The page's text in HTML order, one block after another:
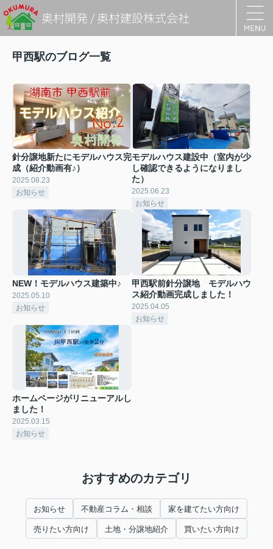
奥村開発 / 奥村建設株式会社
甲西駅のブログ一覧
針分譲地新たにモデルハウス完
成（紹介動画有♪）
2025.08.23
お知らせ
モデルハウス建設中（室内が少
し確認できるようになりまし
た）
2025.06.23
お知らせ
NEW！モデルハウス建築中♪
2025.05.10
お知らせ
甲西駅前針分譲地 モデルハウ
ス紹介動画完成しました！
2025.04.05
お知らせ
ホームページがリニューアルし
ました！
2025.03.15
お知らせ
おすすめのカテゴリ
お知らせ 不動産コラム・相談 家を建てたい方向け
売りたい方向け 土地・分譲地紹介 買いたい方向け